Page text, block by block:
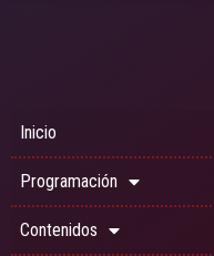
Inicio
Programación
Contenidos